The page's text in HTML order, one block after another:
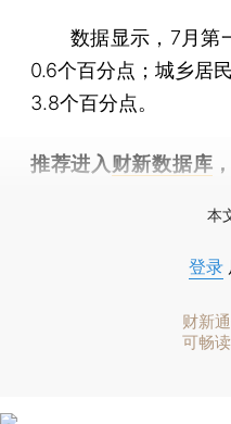
数据显示，7月第一
0.6个百分点；城乡居
3.8个百分点。
推荐进入 财新数据库
本
登录
财新
可畅